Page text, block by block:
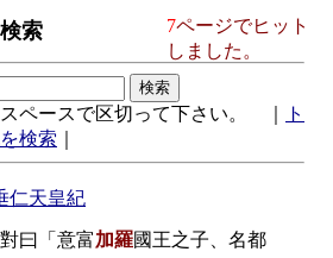
索
ペースで区切って下さい。 ｜
ト
検索
仁天皇紀
曰「意富加羅國王之子、名都
7ページでヒット
しました。